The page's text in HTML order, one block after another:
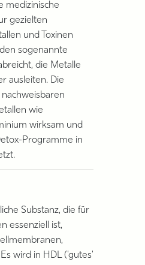
medizinische
gezielten
und Toxinen
sogenannte
die Metalle
ausleiten. Die
nachweisbaren
wie
wirksam und
Programme in
Substanz, die für
essenziell ist,
wird in HDL ('gutes'